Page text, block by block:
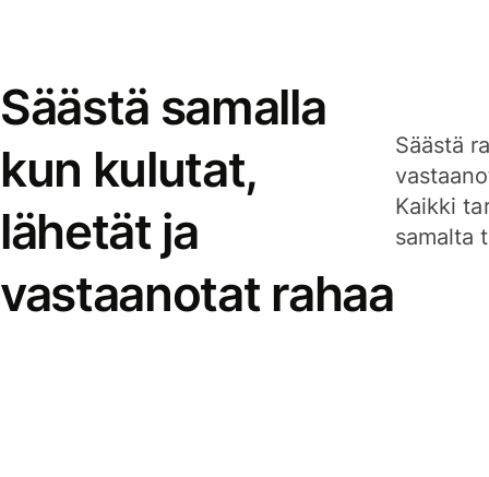
Säästä samalla
kun kulutat,
lähetät ja
vastaanotat rahaa
Säästä
Kaikki
samalta